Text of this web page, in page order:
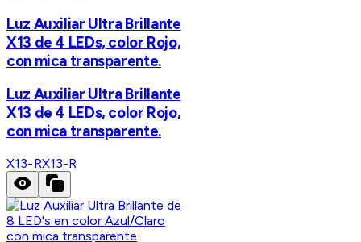
Luz Auxiliar Ultra Brillante
X13 de 4 LEDs, color Rojo,
con mica transparente.
Luz Auxiliar Ultra Brillante
X13 de 4 LEDs, color Rojo,
con mica transparente.
X13-RX13-R